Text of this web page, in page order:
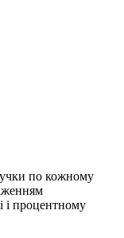
по кожному
і процентному